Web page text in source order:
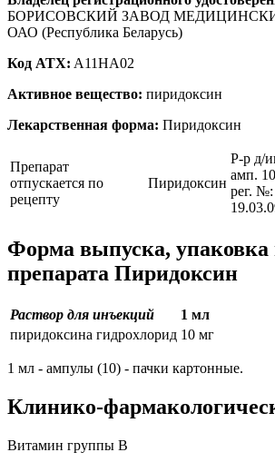
БОРИСОВСКИЙ ЗАВОД
ОАО (Республика Беларусь)
Код ATX: A11HA02
Активное вещество: пиридоксин
Лекарственная форма: Пиридоксин
Препарат
отпускается по
рецепту
Пиридоксин
Р-р д/
амп.
рег.
Форма выпуска, упаковка
препарата Пиридоксин
Раствор для инъекций
1 мл
пиридоксина гидрохлорид 10 мг
1 мл - ампулы (10) - пачки картонные.
Клинико-
Витамин группы В